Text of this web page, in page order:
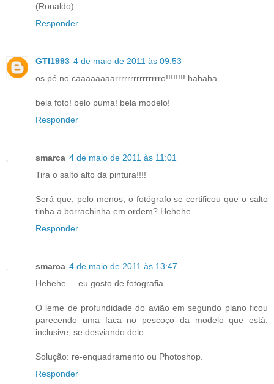
(Ronaldo)
Responder
GTI1993 4 de maio de 2011 às 09:53
os pé no caaaaaaaarrrrrrrrrrrrrrro!!!!!!!! hahaha
bela foto! belo puma! bela modelo!
Responder
smarca 4 de maio de 2011 às 11:01
Tira o salto alto da pintura!!!!
Será que, pelo menos, o fotógrafo se certificou que o salto
tinha a borrachinha em ordem? Hehehe ...
Responder
smarca 4 de maio de 2011 às 13:47
Hehehe ... eu gosto de fotografia.
O leme de profundidade do avião em segundo plano ficou
parecendo uma faca no pescoço da modelo que está,
inclusive, se desviando dele.
Solução: re-enquadramento ou Photoshop.
Responder